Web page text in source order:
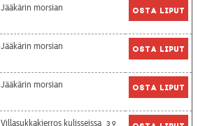
Jääkärin morsian Osta liput
Jääkärin morsian Osta liput
Jääkärin morsian Osta liput
Villasukkakierros kulisseissa 39